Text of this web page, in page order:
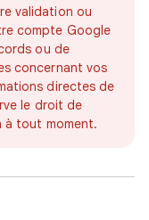
validation ou
compte Google
ou de
concernant vos
directes de
le droit de
à tout moment.